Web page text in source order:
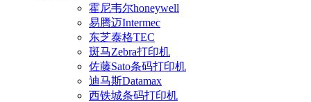
霍尼韦尔honeywell
易腾迈Intermec
东芝泰格TEC
斑马Zebra打印机
佐藤Sato条码打印机
迪马斯Datamax
西铁城条码打印机